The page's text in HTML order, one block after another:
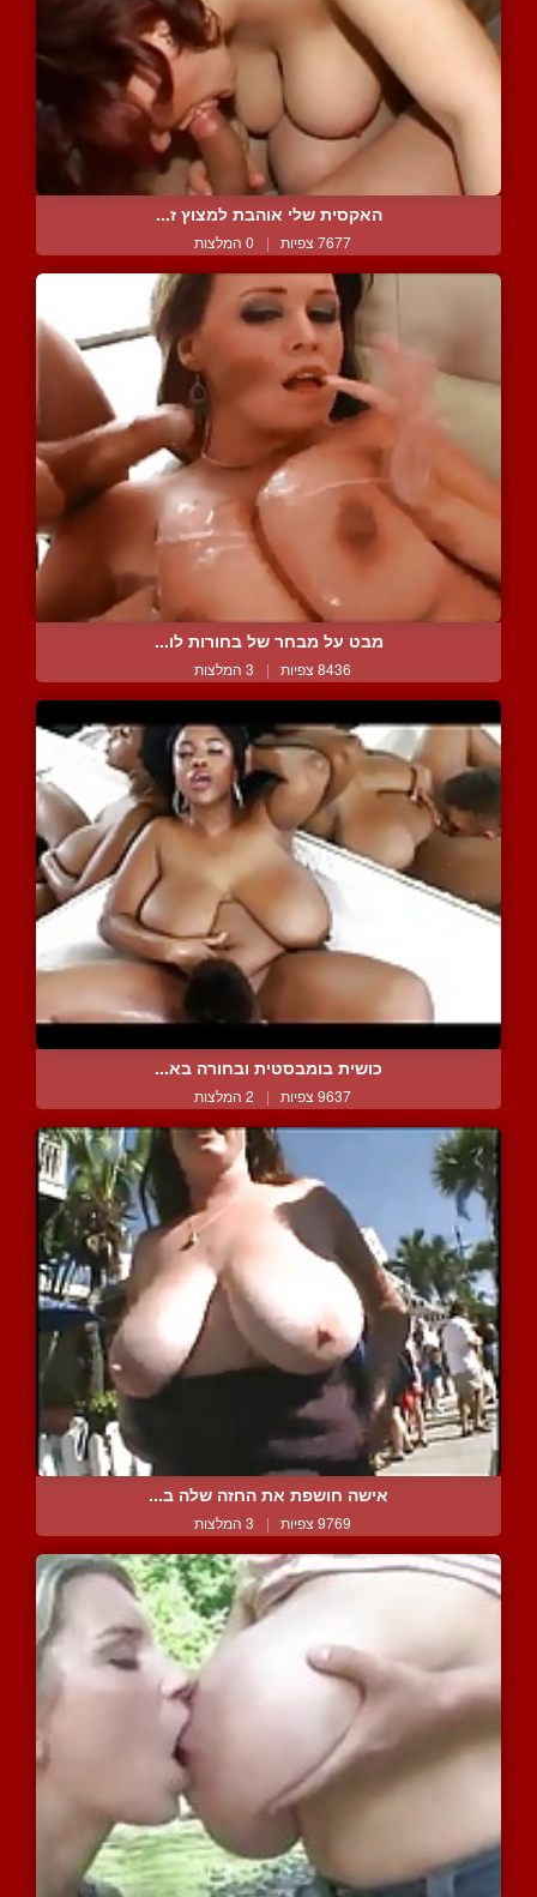
האקסית שלי אוהבת למצוץ ז...
7677 צפיות | 0 המלצות
מבט על מבחר של בחורות לו...
8436 צפיות | 3 המלצות
כושית בומבסטית ובחורה בא...
9637 צפיות | 2 המלצות
אישה חושפת את החזה שלה ב...
9769 צפיות | 3 המלצות